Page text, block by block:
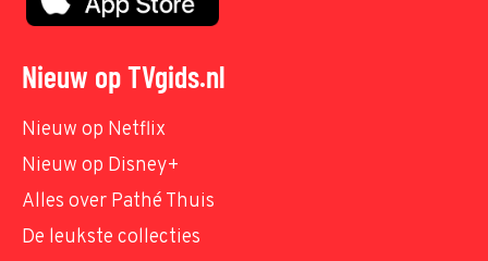
Nieuw op TVgids.nl
Nieuw op Netflix
Nieuw op Disney+
Alles over Pathé Thuis
De leukste collecties